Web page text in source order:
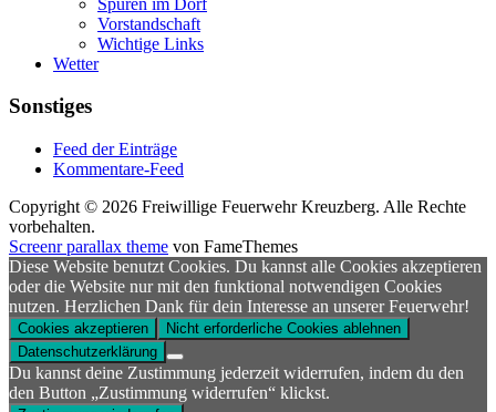
Vorstandschaft
Wichtige Links
Wetter
Sonstiges
Feed der Einträge
Kommentare-Feed
Copyright © 2026 Freiwillige Feuerwehr Kreuzberg. Alle Rechte
vorbehalten.
Screenr parallax theme von FameThemes
Diese Website benutzt Cookies. Du kannst alle Cookies akzeptieren
oder die Website nur mit den funktional notwendigen Cookies
nutzen. Herzlichen Dank für dein Interesse an unserer Feuerwehr!
Cookies akzeptieren
Nicht erforderliche Cookies ablehnen
Datenschutzerklärung
Du kannst deine Zustimmung jederzeit widerrufen, indem du den
den Button „Zustimmung widerrufen“ klickst.